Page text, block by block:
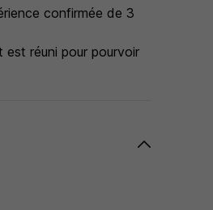
confirmée de 3
est réuni pour pourvoir